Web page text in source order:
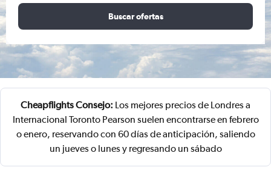
Buscar ofertas
Cheapflights Consejo: Los mejores precios de Londres a
Internacional Toronto Pearson suelen encontrarse en febrero
o enero, reservando con 60 días de anticipación, saliendo
un jueves o lunes y regresando un sábado